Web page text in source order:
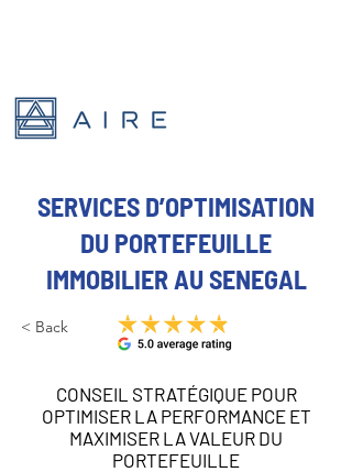
< Back
CONSEIL STRATÉGIQUE POUR
OPTIMISER LA PERFORMANCE ET
MAXIMISER LA VALEUR DU
PORTEFEUILLE
SERVICES D’OPTIMISATION
DU PORTEFEUILLE
IMMOBILIER AU SENEGAL